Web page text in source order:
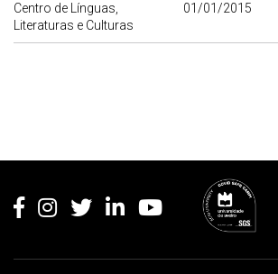
Centro de Línguas,
Literaturas e Culturas
01/01/2015